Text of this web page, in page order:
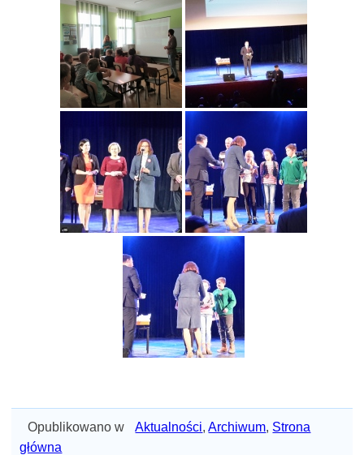
Opublikowano w Aktualności,Archiwum, Strona
główna